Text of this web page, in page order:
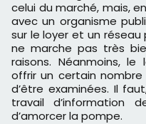
celui du marché, mais,
avec un organisme
sur le loyer et un réseau
ne marche pas très
raisons. Néanmoins,
offrir un certain
d’être examinées. Il
travail d’information
d’amorcer la pompe.